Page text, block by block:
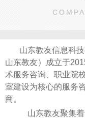
山东教友信息科
山东教友）成立于
术服务咨询、职业院
室建设为核心的服务
商。
山东教友聚集着